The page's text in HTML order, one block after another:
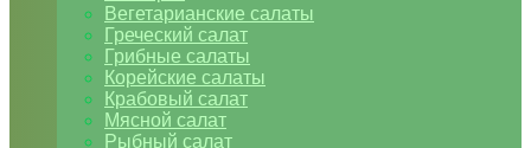
Вегетарианские салаты
Греческий салат
Грибные салаты
Корейские салаты
Крабовый салат
Мясной салат
Рыбный салат